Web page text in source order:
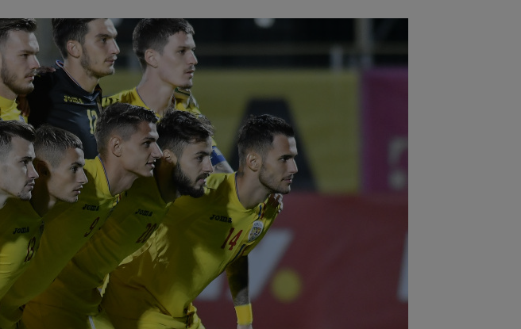
09:34 OFICIAL
Transferul lui Marco
Dulca a fost anunțat
09:31
Jucătorul lui Inter, cucerit de
Cristi Chivu, chiar dacă i-a schimbat